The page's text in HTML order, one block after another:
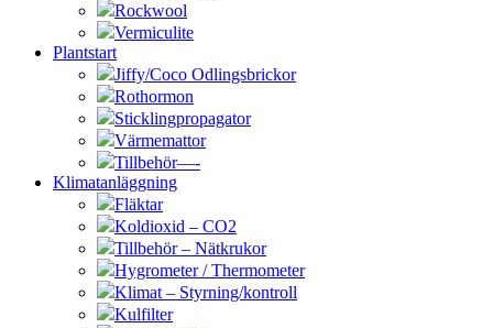
Rockwool
Vermiculite
Plantstart
Jiffy/Coco Odlingsbrickor
Rothormon
Sticklingpropagator
Värmemattor
Tillbehör—-
Klimatanläggning
Fläktar
Koldioxid – CO2
Tillbehör – Nätkrukor
Hygrometer / Thermometer
Klimat – Styrning/kontroll
Kulfilter